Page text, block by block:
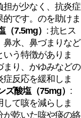
担が少なく、抗炎症
です。のを助けま
7.5mg） : 抗ヒス
鼻水、鼻づまりなど
う特徴がありま
まり、かゆみなどの
反応を緩和しま
ズ酸塩（75mg） :
て咳を減らしま
が乾いた咳や痰の絡